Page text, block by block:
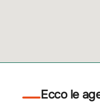
Ecco le